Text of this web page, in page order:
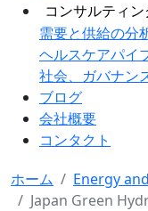
コンサルティ
需要と供給の分
ヘルスケアパイ
社会、ガバナン
ブログ
会社概要
コンタクト
ホーム
Energy
Japan Green